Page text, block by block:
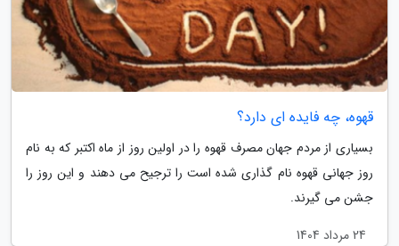
قهوه، چه فایده ای دارد؟
بسیاری از مردم جهان مصرف قهوه را در اولین روز از ماه اکتبر که به نام
روز جهانی قهوه نام گذاری شده است را ترجیح می دهند و این روز را
جشن می گیرند.
24 مرداد 1404